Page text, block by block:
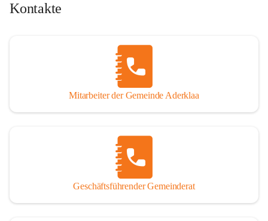
Kontakte
Mitarbeiter der Gemeinde Aderklaa
Geschäftsführender Gemeinderat